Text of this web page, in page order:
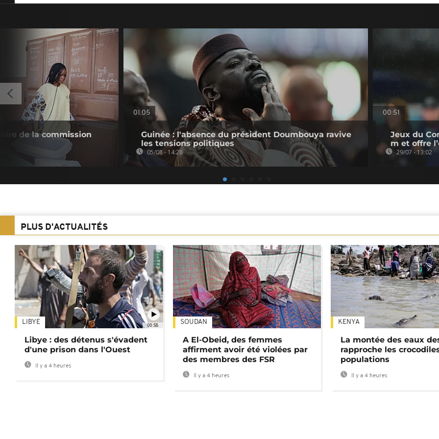
de la commission
01:05
Guinée : l'absence du président Doumbouya ravive
les tensions politiques
05/08 - 14:28
00:51
Jeux du
m et offre
29/07 - 13:02
PLUS D'ACTUALITÉS
00:58
LIBYE
Libye : des détenus s'évadent
d'une prison dans l'Ouest
Il y a 4 heures
SOUDAN
A El-Obeid, des femmes
affirment avoir été violées par
des membres des FSR
Il y a 4 heures
KENYA
La montée des eaux
rapproche les
populations
Il y a 4 heures